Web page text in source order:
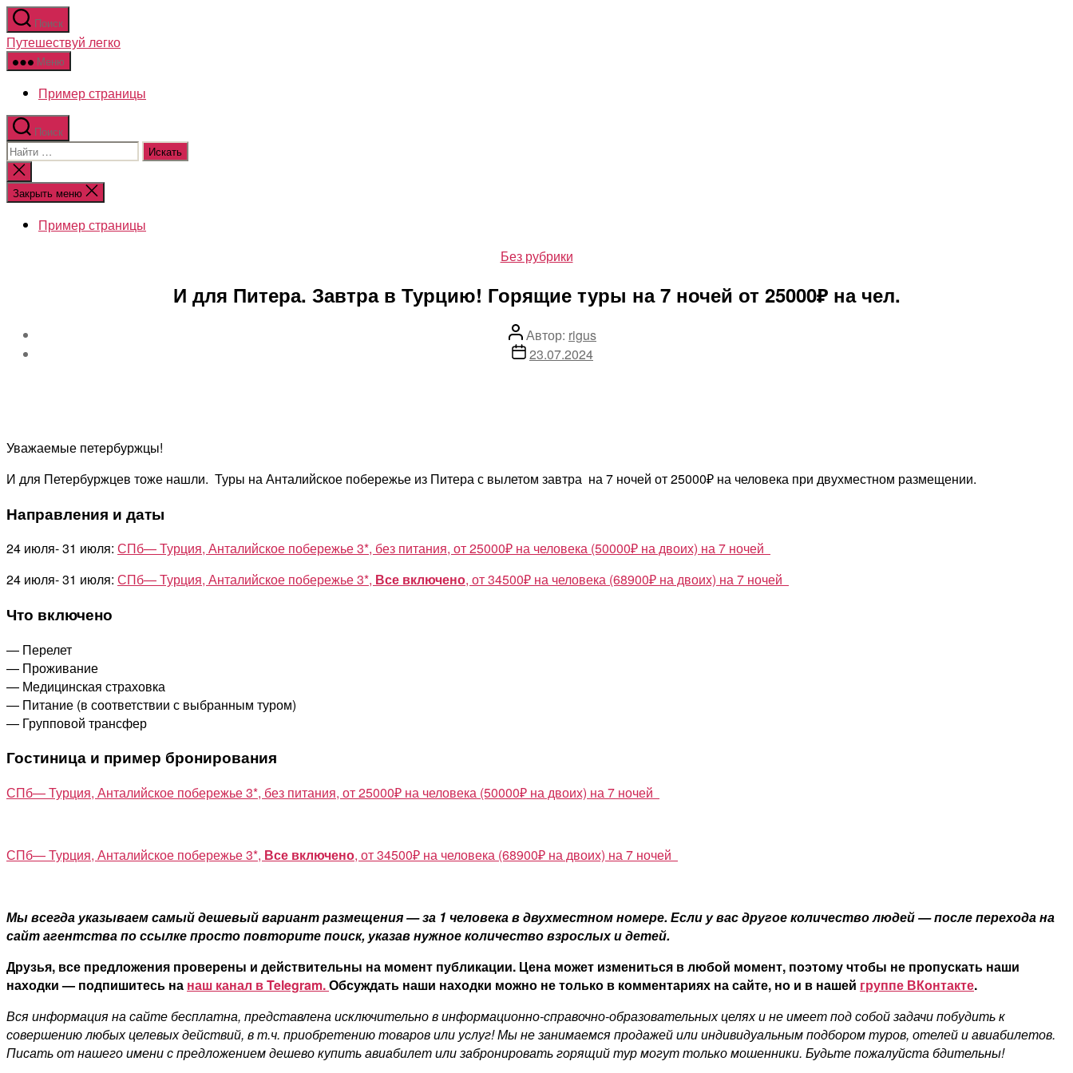
Перейти
к
содержимому
Поиск
Путешествуй легко
Меню
Пример страницы
Поиск
Поиск:
Закрыть
поиск
Закрыть меню
Пример страницы
Рубрики
Без рубрики
И для Питера. Завтра в Турцию! Горящие туры на 7 ночей от 25000₽ на чел.
Автор
записи
Автор: rigus
Дата23.07.2024
Уважаемые петербуржцы!
И для Петербуржцев тоже нашли. Туры на Анталийское побережье из Питера с вылетом завтра на 7 ночей от 25000₽ на человека при двухместном размещении.
Направления и даты
24 июля- 31 июля: СПб— Турция, Анталийское побережье 3*, без питания, от 25000₽ на человека (50000₽ на двоих) на 7 ночей
24 июля- 31 июля: СПб— Турция, Анталийское побережье 3*, Все включено, от 34500₽ на человека (68900₽ на двоих) на 7 ночей
Что включено
— Перелет
— Проживание
— Медицинская страховка
— Питание (в соответствии с выбранным туром)
— Групповой трансфер
Гостиница и пример бронирования
СПб— Турция, Анталийское побережье 3*, без питания, от 25000₽ на человека (50000₽ на двоих) на 7 ночей
СПб— Турция, Анталийское побережье 3*, Все включено, от 34500₽ на человека (68900₽ на двоих) на 7 ночей
Мы всегда указываем самый дешевый вариант размещения — за 1 человека в двухместном номере. Если у вас другое количество людей — после перехода на
сайт агентства по ссылке просто повторите поиск, указав нужное количество взрослых и детей.
Друзья, все предложения проверены и действительны на момент публикации. Цена может измениться в любой момент, поэтому чтобы не пропускать наши
находки — подпишитесь на наш канал в Telegram.Обсуждать наши находки можно не только в комментариях на сайте, но и в нашей группе ВКонтакте.
Вся информация на сайте бесплатна, представлена исключительно в информационно-справочно-образовательных целях и не имеет под собой задачи побудить к
совершению любых целевых действий, в т.ч. приобретению товаров или услуг! Мы не занимаемся продажей или индивидуальным подбором туров, отелей и авиабилетов.
Писать от нашего имени с предложением дешево купить авиабилет или забронировать горящий тур могут только мошенники. Будьте пожалуйста бдительны!